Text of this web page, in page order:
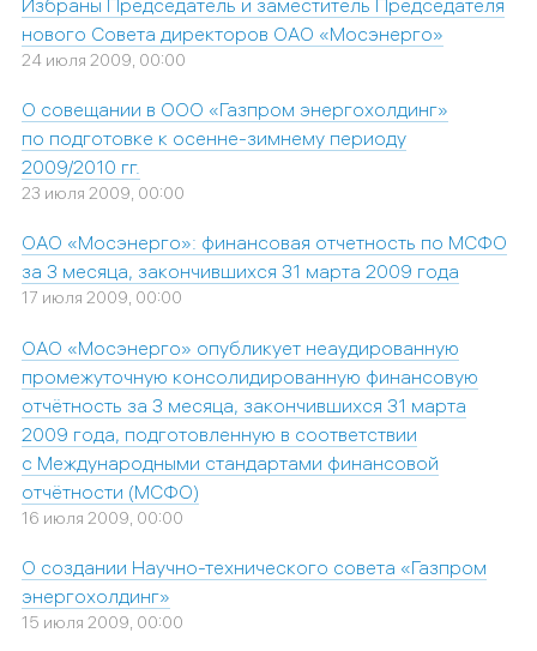
нового Совета директоров ОАО «Мосэнерго»
24 июля 2009, 00:00
О совещании в ООО «Газпром энергохолдинг»
по подготовке к осенне-зимнему периоду
2009/2010 гг.
23 июля 2009, 00:00
ОАО «Мосэнерго»: финансовая отчетность по МСФО
за 3 месяца, закончившихся 31 марта 2009 года
17 июля 2009, 00:00
ОАО «Мосэнерго» опубликует неаудированную
промежуточную консолидированную финансовую
отчётность за 3 месяца, закончившихся 31 марта
2009 года, подготовленную в соответствии
с Международными стандартами финансовой
отчётности (МСФО)
16 июля 2009, 00:00
О создании Научно-технического совета «Газпром
энергохолдинг»
15 июля 2009, 00:00